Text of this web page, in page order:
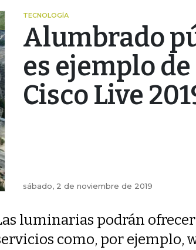
TECNOLOGÍA
Alumbrado
es ejemplo
Cisco Live
sábado, 2 de noviembre de 2019
luminarias podrán
como, por ejemplo,